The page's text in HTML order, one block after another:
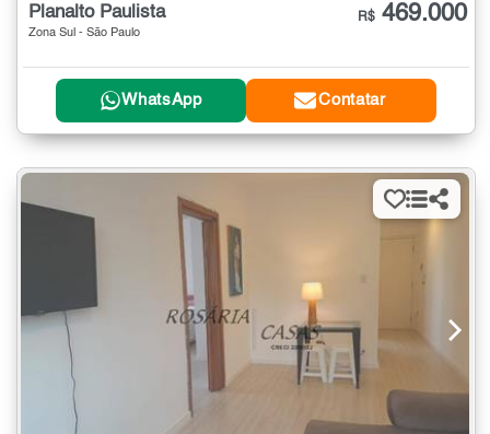
Planalto Paulista
Zona Sul - São Paulo
R$ 469.000
WhatsApp Contatar